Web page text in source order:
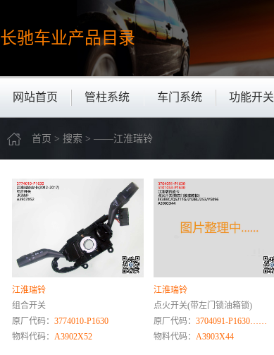
长驰车业产品目录
网站首页 管柱系统 车门系统 功能开关
首页 > 搜索 > ——江淮瑞铃
江淮瑞铃
组合开关
原厂代码： 3774010-P1630
物料代码： A3902X52
江淮瑞铃
点火开关(带左门锁油箱锁)
原厂代码： 3704091-P1630……
物料代码： A3903X44